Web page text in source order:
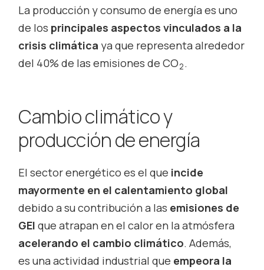
La producción y consumo de energía es uno
de los principales aspectos vinculados a la
crisis climática ya que representa alrededor
del 40% de las emisiones de CO2.
Cambio climático y
producción de energía
El sector energético es el que incide
mayormente en el calentamiento global
debido a su contribución a las emisiones de
GEIque atrapan en el calor en la atmósfera
acelerando el cambio climático. Además,
es una actividad industrial que empeora la